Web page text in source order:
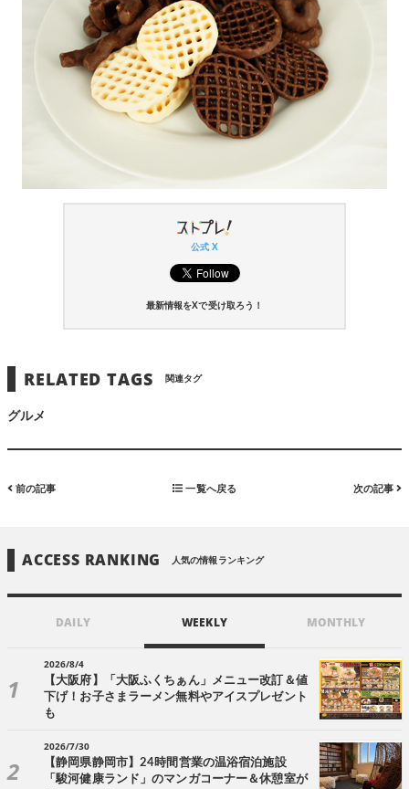
公式 X
最新情報をXで受け取ろう！
RELATED TAGS 関連タグ
グルメ
前の記事 一覧へ戻る 次の記事
ACCESS RANKING 人気の情報ランキング
DAILY WEEKLY MONTHLY
2026/8/4
【大阪府】「大阪ふくちぁん」メニュー改訂＆値
下げ！お子さまラーメン無料やアイスプレゼント
も
2026/7/30
【静岡県静岡市】24時間営業の温浴宿泊施設
「駿河健康ランド」のマンガコーナー＆休憩室が